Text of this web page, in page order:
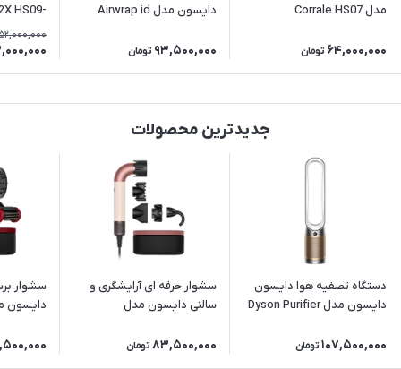
مدل Corrale HS07
64,000,000 تومان
دایسون مدل Airwrap id
93,500,000 تومان
HS09-
جدیدترین محصولات
دستگاه تصفیه هوا دایسون
دایسون مدل Dyson Purifier
White/Gold
107,500,000 تومان
سشوار حرفه ای آرایشگری و
سالنی دایسون مدل
with box
83,500,000 تومان
سشوار
RVG